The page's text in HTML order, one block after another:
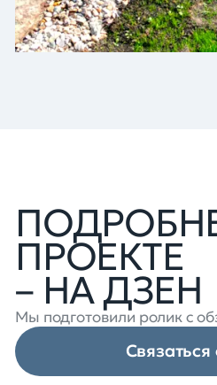
ПРОЕКТЕ
– НА ДЗЕН
Мы подготовили ролик с